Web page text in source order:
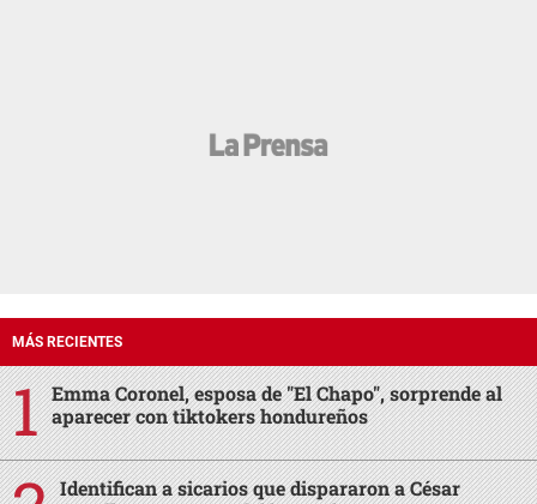
MÁS RECIENTES
Emma Coronel, esposa de "El Chapo", sorprende al
aparecer con tiktokers hondureños
Identifican a sicarios que dispararon a César